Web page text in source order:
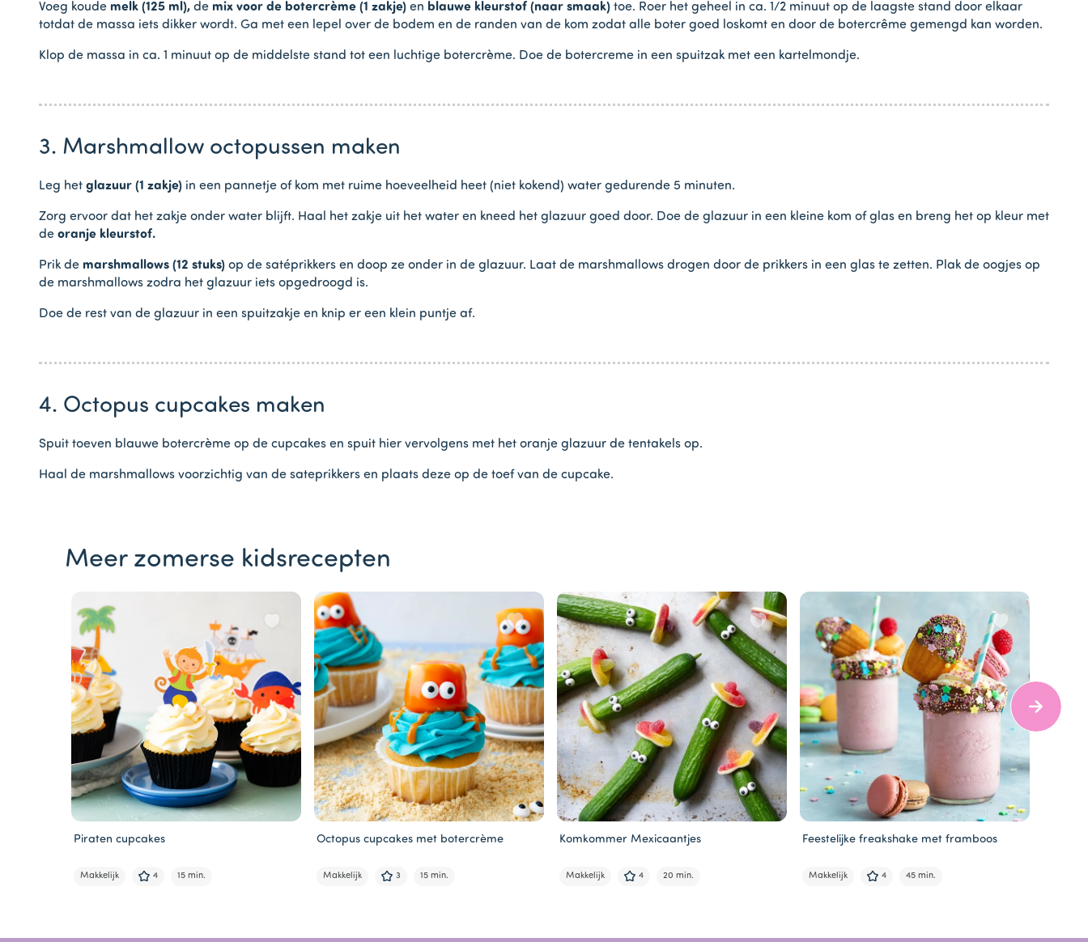
Voeg koude melk (125 ml), de mix voor de botercrème (1 zakje) en blauwe kleurstof (naar smaak) toe. Roer het geheel in ca. 1/2 minuut op de laagste stand door elkaar
totdat de massa iets dikker wordt. Ga met een lepel over de bodem en de randen van de kom zodat alle boter goed loskomt en door de botercrême gemengd kan worden.
Klop de massa in ca. 1 minuut op de middelste stand tot een luchtige botercrème. Doe de botercreme in een spuitzak met een kartelmondje.
3. Marshmallow octopussen maken
Leg het glazuur (1 zakje) in een pannetje of kom met ruime hoeveelheid heet (niet kokend) water gedurende 5 minuten.
Zorg ervoor dat het zakje onder water blijft. Haal het zakje uit het water en kneed het glazuur goed door. Doe de glazuur in een kleine kom of glas en breng het op kleur met
de oranje kleurstof.
Prik de marshmallows (12 stuks) op de satéprikkers en doop ze onder in de glazuur. Laat de marshmallows drogen door de prikkers in een glas te zetten. Plak de oogjes op
de marshmallows zodra het glazuur iets opgedroogd is.
Doe de rest van de glazuur in een spuitzakje en knip er een klein puntje af.
4. Octopus cupcakes maken
Spuit toeven blauwe botercrème op de cupcakes en spuit hier vervolgens met het oranje glazuur de tentakels op.
Haal de marshmallows voorzichtig van de sateprikkers en plaats deze op de toef van de cupcake.
Meer zomerse kidsrecepten
Piraten cupcakes
Makkelijk 4 15 min.
Octopus cupcakes met botercrème
Makkelijk 3 15 min.
Komkommer Mexicaantjes
Makkelijk 4 20 min.
Feestelijke freakshake met framboos
Makkelijk 4 45 min.